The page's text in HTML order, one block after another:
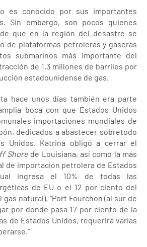
es conocido por sus importantes
Sin embargo, son pocos quienes
que en la región del desastre se
de plataformas petroleras y gaseras
submarinos más importante del
de 1.3 millones de barriles por
estadounidense de gas.
hace unos días también era parte
boca con que Estados Unidos
importaciones mundiales de
dedicados a abastecer sobretodo
Unidos. Katrina obligó a cerrar el
Shore de Louisiana, así como la más
de importación petrolera de Estados
ingresa el 10% de todas las
de EU o el 12 por ciento del
natural). “Port Fourchon (al sur de
por donde pasa 17 por ciento de la
de Estados Unidos, requerirá varias